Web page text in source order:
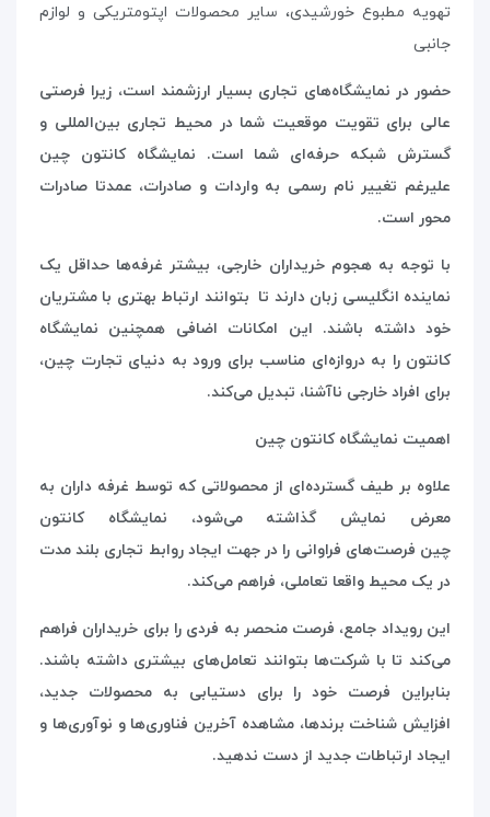
تهویه مطبوع خورشیدی، سایر محصولات اپتومتریکی و لوازم
جانبی
حضور در نمایشگاه‌های تجاری بسیار ارزشمند است، زیرا فرصتی
عالی برای تقویت موقعیت شما در محیط تجاری بین‌المللی و
گسترش شبکه حرفه‌ای شما است. نمایشگاه کانتون چین
علیرغم تغییر نام رسمی به واردات و صادرات، عمدتا صادرات
محور است.
با توجه به هجوم خریداران خارجی، بیشتر غرفه‌ها حداقل یک
نماینده انگلیسی زبان دارند تا بتوانند ارتباط بهتری با مشتریان
خود داشته باشند. این امکانات اضافی همچنین نمایشگاه
کانتون را به دروازه‌ای مناسب برای ورود به دنیای تجارت چین،
برای افراد خارجی ناآشنا، تبدیل می‌کند.
اهمیت نمایشگاه کانتون چین
علاوه بر طیف گسترده‌ای از محصولاتی که توسط غرفه داران به
معرض نمایش گذاشته می‌شود، نمایشگاه کانتون
چین فرصت‌های فراوانی را در جهت ایجاد روابط تجاری بلند مدت
در یک محیط واقعا تعاملی، فراهم می‌کند.
این رویداد جامع، فرصت منحصر به فردی را برای خریداران فراهم
می‌کند تا با شرکت‌ها بتوانند تعامل‌های بیشتری داشته باشند.
بنابراین فرصت خود را برای دستیابی به محصولات جدید،
افزایش شناخت برندها، مشاهده آخرین فناوری‌ها و نوآوری‌ها و
ایجاد ارتباطات جدید از دست ندهید.